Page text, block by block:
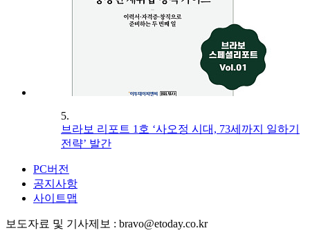
5.
브라보 리포트 1호 ‘사오정 시대, 73세까지 일하기
전략’ 발간
PC버전
공지사항
사이트맵
보도자료 및 기사제보 : bravo@etoday.co.kr